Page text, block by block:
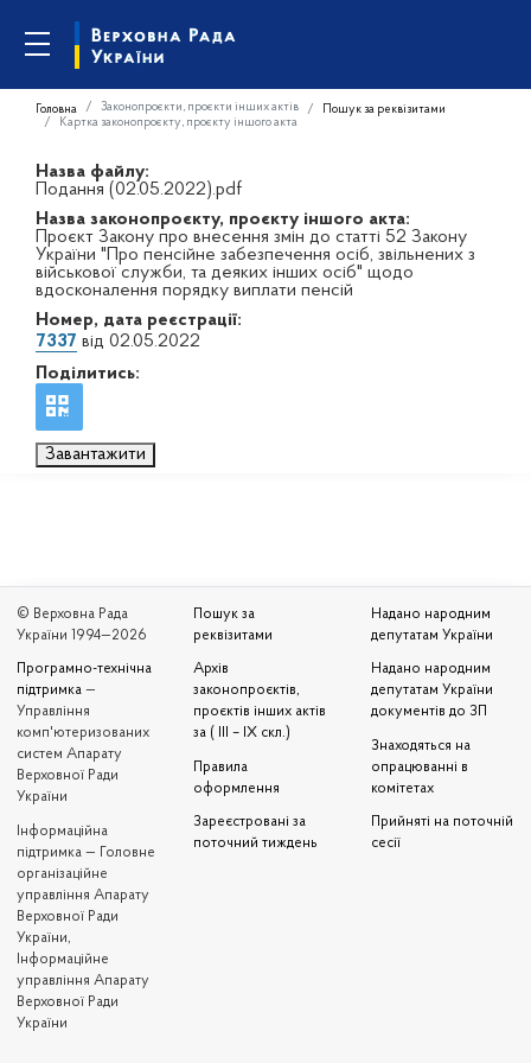
Головна Законопроєкти, проєкти інших актів
Пошук за реквізитами
Картка законопроєкту, проєкту іншого акта
Назва файлу:
Подання (02.05.2022).pdf
Назва законопроєкту, проєкту іншого акта:
Проєкт Закону про внесення змін до статті 52 Закону
України "Про пенсійне забезпечення осіб, звільнених з
військової служби, та деяких інших осіб" щодо
вдосконалення порядку виплати пенсій
Номер, дата реєстрації:
7337 від 02.05.2022
Поділитись:
Завантажити
© Верховна Рада
України 1994—2026
Програмно-технічна
підтримка —
Управління
комп'ютеризованих
систем Апарату
Верховної Ради
України
Iнформаційна
підтримка — Головне
організаційне
управління Апарату
Верховної Ради
України,
Інформаційне
управління Апарату
Верховної Ради
України
Пошук за
реквізитами
Архів
законопроєктів,
проєктів інших актів
за ( III – IX скл.)
Правила
оформлення
Зареєстровані за
поточний тиждень
Надано народним
депутатам України
Надано народним
депутатам України
документів до ЗП
Знаходяться на
опрацюванні в
комітетах
Прийняті на поточній
сесії